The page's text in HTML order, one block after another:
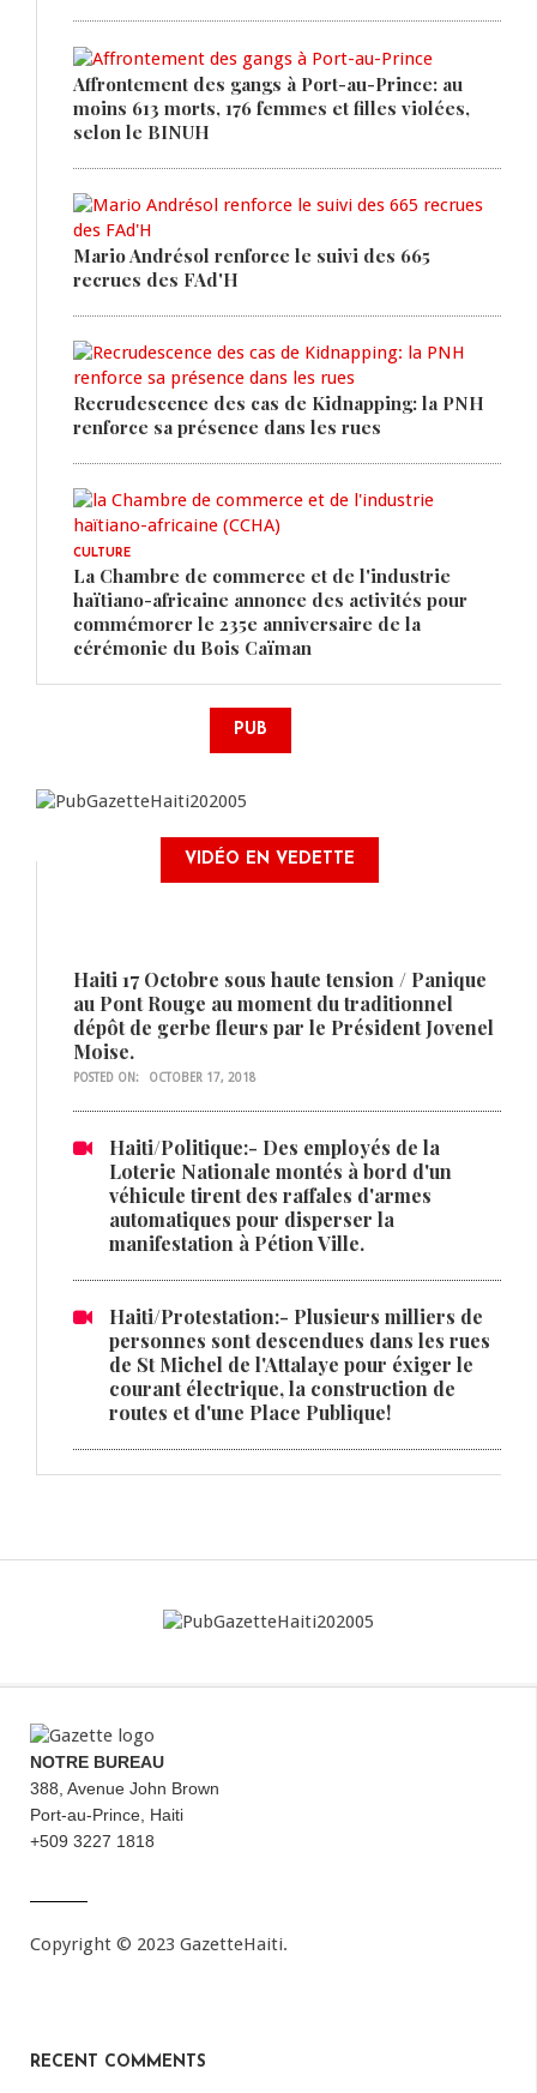
Affrontement des gangs à Port-au-Prince: au
moins 613 morts, 176 femmes et filles violées,
selon le BINUH
Mario Andrésol renforce le suivi des 665
recrues des FAd'H
Recrudescence des cas de Kidnapping: la PNH
renforce sa présence dans les rues
CULTURE
La Chambre de commerce et de l'industrie
haïtiano-africaine annonce des activités pour
commémorer le 235e anniversaire de la
cérémonie du Bois Caïman
PUB
VIDÉO EN VEDETTE
Haiti 17 Octobre sous haute tension / Panique
au Pont Rouge au moment du traditionnel
dépôt de gerbe fleurs par le Président Jovenel
Moise.
POSTED ON: OCTOBER 17, 2018
Haiti/Politique:- Des employés de la
Loterie Nationale montés à bord d'un
véhicule tirent des raffales d'armes
automatiques pour disperser la
manifestation à Pétion Ville.
Haiti/Protestation:- Plusieurs milliers de
personnes sont descendues dans les rues
de St Michel de l'Attalaye pour éxiger le
courant électrique, la construction de
routes et d'une Place Publique!
NOTRE BUREAU
388, Avenue John Brown
Port-au-Prince, Haiti
+509 3227 1818
Copyright © 2023 GazetteHaiti.
RECENT COMMENTS